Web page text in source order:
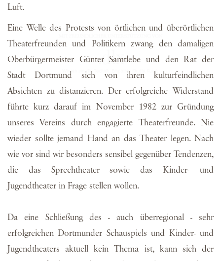
Luft.
Eine Welle des Protests von örtlichen und überörtlichen
Theaterfreunden und Politikern zwang den damaligen
Oberbürgermeister Günter Samtlebe und den Rat der
Stadt Dortmund sich von ihren kulturfeindlichen
Absichten zu distanzieren. Der erfolgreiche Widerstand
führte kurz darauf im November 1982 zur Gründung
unseres Vereins durch engagierte Theaterfreunde. Nie
wieder sollte jemand Hand an das Theater legen. Nach
wie vor sind wir besonders sensibel gegenüber Tendenzen,
die das Sprechtheater sowie das Kinder- und
Jugendtheater in Frage stellen wollen.
Da eine Schließung des - auch überregional - sehr
erfolgreichen Dortmunder Schauspiels und Kinder- und
Jugendtheaters aktuell kein Thema ist, kann sich der